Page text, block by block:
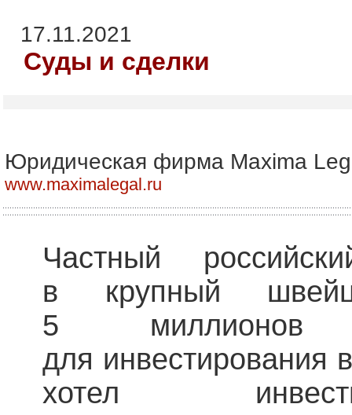
17.11.2021
Суды и сделки
Юридическая фирма Maxima
www.maximalegal.ru
Частный
в крупный
5
для инвестирования
хотел